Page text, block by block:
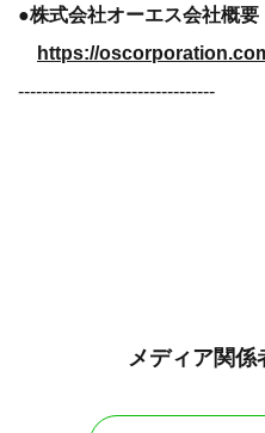
●株式会社オーエス会社概要
https://
---------------------------------
メディア関係